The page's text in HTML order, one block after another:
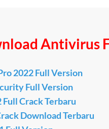
Antivirus
2022 Full Version
Full Version
Crack Terbaru
Download Terbaru